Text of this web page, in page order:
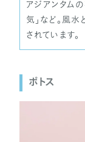
アジアンタムの
気」など。風水
されています。
ポトス